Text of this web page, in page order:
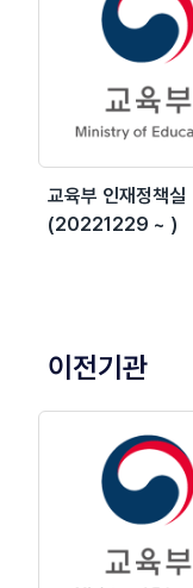
교육부 인재정책실
(20221229 ~ )
이전기관